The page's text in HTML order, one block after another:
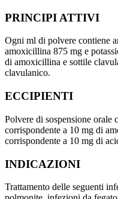
PRINCIPI ATTIVI
Ogni ml di polvere contiene
amoxicillina 875 mg e
di amoxicillina e sottile
clavulanico.
ECCIPIENTI
Polvere di sospensione
corrispondente a 10 mg di
corrispondente a 10 mg di
INDICAZIONI
Trattamento delle seguenti